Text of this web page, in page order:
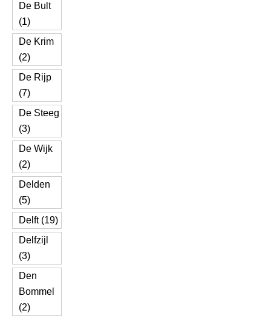
De Bult
(1)
De Krim
(2)
De Rijp
(7)
De Steeg
(3)
De Wijk
(2)
Delden
(5)
Delft (19)
Delfzijl
(3)
Den
Bommel
(2)